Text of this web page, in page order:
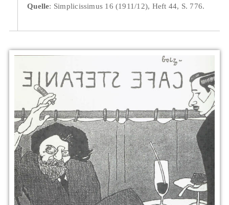
Quelle: Simplicissimus 16 (1911/12), Heft 44, S. 776.